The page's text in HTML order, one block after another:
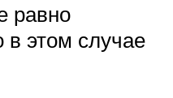
равно
в этом случае